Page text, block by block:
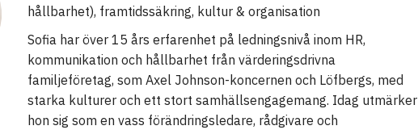
hållbarhet), framtidssäkring, kultur & organisation
Sofia har över 15 års erfarenhet på ledningsnivå inom HR,
kommunikation och hållbarhet från värderingsdrivna
familjeföretag, som Axel Johnson-koncernen och Löfbergs, med
starka kulturer och ett stort samhällsengagemang. Idag utmärker
hon sig som en vass förändringsledare, rådgivare och